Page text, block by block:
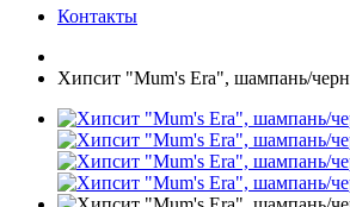
Контакты
Хипсит "Mum's Era", шампань/